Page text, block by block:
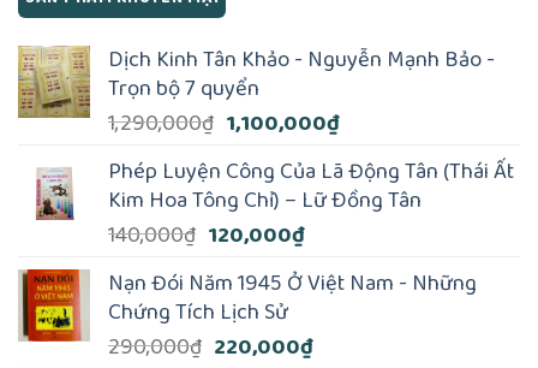
Dịch Kinh Tân Khảo - Nguyễn Mạnh Bảo -
Trọn bộ 7 quyển
1,290,000₫ Giá
là:
1,290,000₫.
1,100,000₫Giá
tại
là:
Phép Luyện Công Của Lã Động Tân (Thái Ất
Kim Hoa Tông Chỉ) – Lữ Ðồng Tân
140,000₫ Giá
là:
140,000₫.
120,000₫Giá
tại
120,000₫.
Nạn Đói Năm 1945 Ở Việt Nam - Những
Chứng Tích Lịch Sử
290,000₫ Giá
220,000₫Giá